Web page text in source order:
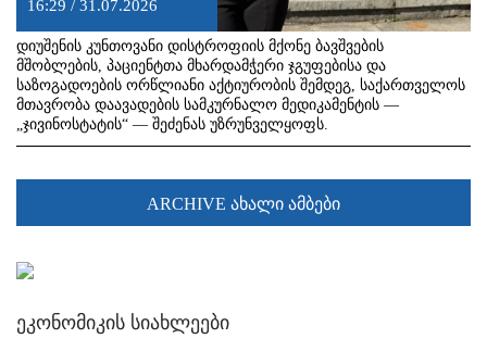
16:29 / 31.07.2026
დიუშენის კუნთოვანი დისტროფიის მქონე ბავშვების
მშობლების, პაციენტთა მხარდამჭერი ჯგუფებისა და
საზოგადოების ორწლიანი აქტიურობის შემდეგ, საქართველოს
მთავრობა დაავადების სამკურნალო მედიკამენტის —
„ჯივინოსტატის“ — შეძენას უზრუნველყოფს.
ARCHIVE ახალი ამბები
ეკონომიკის სიახლეები